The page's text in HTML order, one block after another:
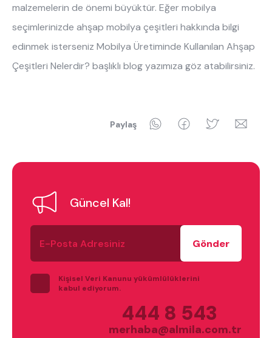
malzemelerin de önemi büyüktür. Eğer mobilya
seçimlerinizde ahşap mobilya çeşitleri hakkında bilgi
edinmek isterseniz Mobilya Üretiminde Kullanılan Ahşap
Çeşitleri Nelerdir? başlıklı blog yazımıza göz atabilirsiniz.
Paylaş WhatsAppFacebookTwitter
Güncel Kal!
E-
Posta
Adresiniz
Kişisel Veri Kanunu yükümlülüklerini
kabul ediyorum.
444 8 543
merhaba@almila.com.tr